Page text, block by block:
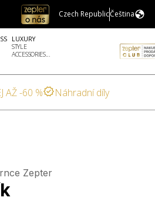
Czech RepublicČeština
LUXURY
STYLE
ACCESSORIES...
AŽ -60 % Náhradní díly
Zepter